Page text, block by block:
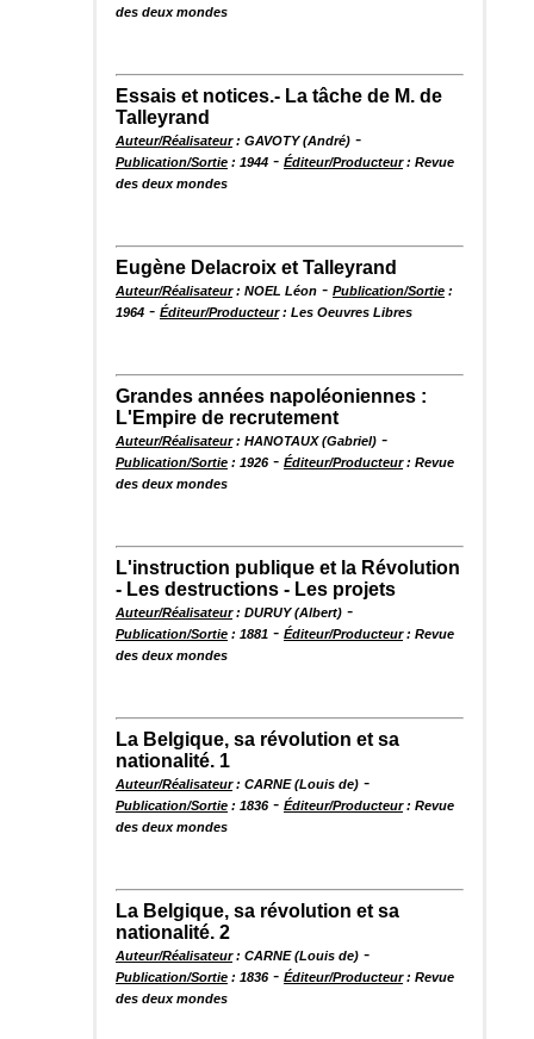
des deux mondes
Essais et notices.- La tâche de M. de
Talleyrand
Auteur/Réalisateur: GAVOTY (André) -
Publication/Sortie : 1944 - Éditeur/Producteur: Revue
des deux mondes
Eugène Delacroix et Talleyrand
Auteur/Réalisateur: NOEL Léon - Publication/Sortie :
1964 - Éditeur/Producteur: Les Oeuvres Libres
Grandes années napoléoniennes :
L'Empire de recrutement
Auteur/Réalisateur: HANOTAUX (Gabriel) -
Publication/Sortie : 1926 - Éditeur/Producteur: Revue
des deux mondes
L'instruction publique et la Révolution
- Les destructions - Les projets
Auteur/Réalisateur: DURUY (Albert) -
Publication/Sortie : 1881 - Éditeur/Producteur: Revue
des deux mondes
La Belgique, sa révolution et sa
nationalité. 1
Auteur/Réalisateur: CARNE (Louis de) -
Publication/Sortie : 1836 - Éditeur/Producteur: Revue
des deux mondes
La Belgique, sa révolution et sa
nationalité. 2
Auteur/Réalisateur: CARNE (Louis de) -
Publication/Sortie : 1836 - Éditeur/Producteur: Revue
des deux mondes